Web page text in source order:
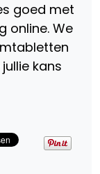
goed met
online. We
kans